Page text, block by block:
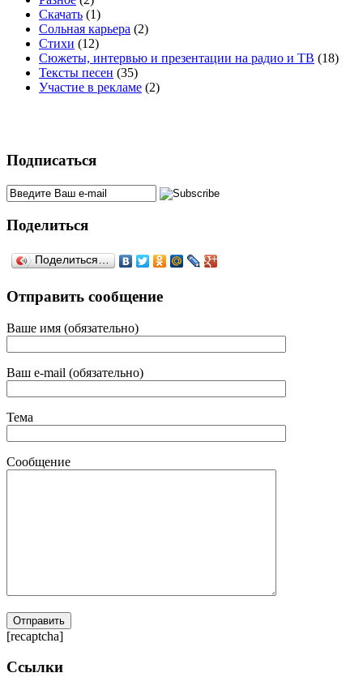
Скачать (1)
Сольная карьера (2)
Стихи (12)
Сюжеты, интервью и презентации на радио и ТВ (18)
Тексты песен (35)
Участие в рекламе (2)
Подписаться
Поделиться
Поделиться…
Отправить сообщение
Ваше имя (обязательно)
Ваш e-mail (обязательно)
Тема
Сообщение
[recaptcha]
Ссылки